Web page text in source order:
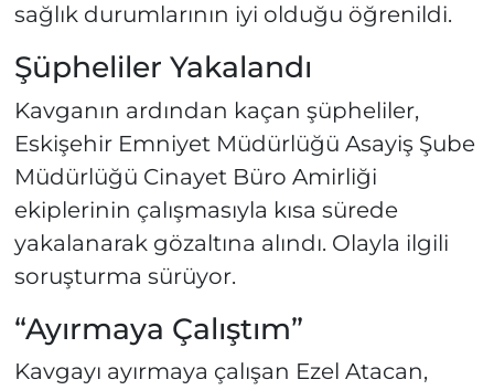
sağlık durumlarının iyi olduğu öğrenildi.
Şüpheliler Yakalandı
Kavganın ardından kaçan şüpheliler,
Eskişehir Emniyet Müdürlüğü Asayiş Şube
Müdürlüğü Cinayet Büro Amirliği
ekiplerinin çalışmasıyla kısa sürede
yakalanarak gözaltına alındı. Olayla ilgili
soruşturma sürüyor.
“Ayırmaya Çalıştım”
Kavgayı ayırmaya çalışan Ezel Atacan,